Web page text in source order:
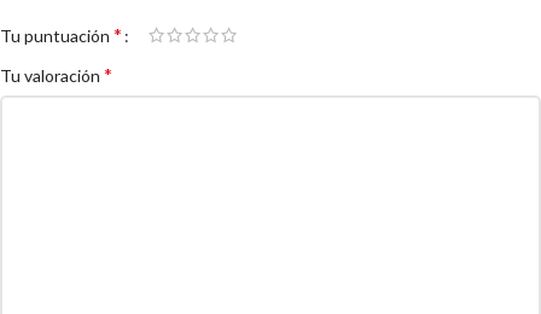
Tu puntuación *
Tu valoración *